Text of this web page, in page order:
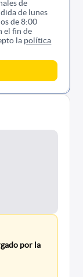
de
de lunes
de 8:00
el fin de
la política
por la